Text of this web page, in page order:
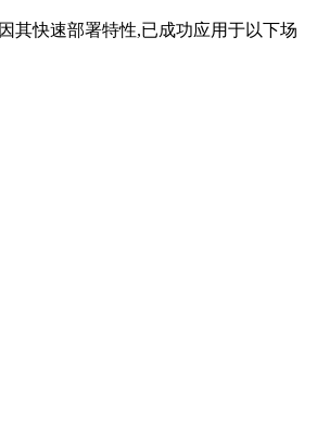
其快速部署特性,已成功应用于以下场